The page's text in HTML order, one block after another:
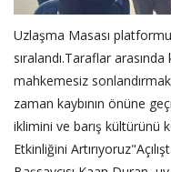
Uzlaşma Masası
sıralandı.Taraflar
mahkemesiz
zaman kaybının önüne
iklimini ve barış kültürünü
Etkinliğini